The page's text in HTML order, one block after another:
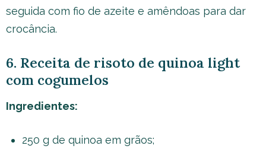
seguida com fio de azeite e amêndoas para dar
crocância.
6. Receita de risoto de quinoa light
com cogumelos
Ingredientes:
250 g de quinoa em grãos;